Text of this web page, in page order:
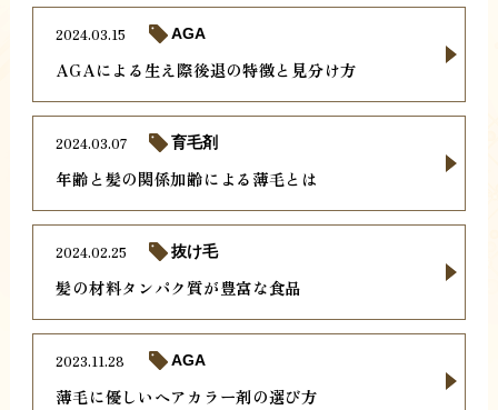
AGAによる生え際後退の特徴と見分け方
2024.03.15 AGA
年齢と髪の関係加齢による薄毛とは
2024.03.07 育毛剤
髪の材料タンパク質が豊富な食品
2024.02.25 抜け毛
薄毛に優しいヘアカラー剤の選び方
2023.11.28 AGA